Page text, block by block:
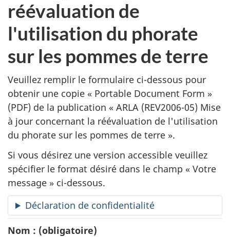
n
d
e
d
e
p
u
b
l
i
réévaluation de
l'utilisation du phorate
sur les pommes de terre
Veuillez remplir le formulaire ci-dessous pour
obtenir une copie « Portable Document Form »
(PDF) de la publication « ARLA (REV2006-05) Mise
à jour concernant la réévaluation de l'utilisation
du phorate sur les pommes de terre ».
Si vous désirez une version accessible veuillez
spécifier le format désiré dans le champ « Votre
message » ci-dessous.
Déclaration de confidentialité
Nom : (obligatoire)